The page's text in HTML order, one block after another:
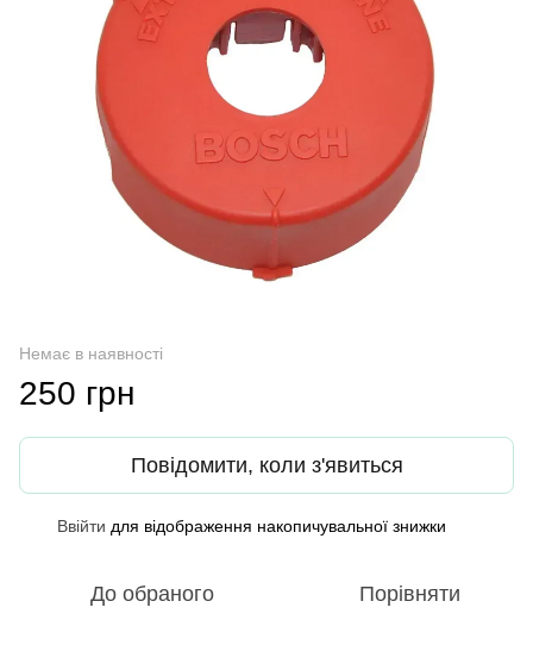
Немає в наявності
250 грн
Повідомити, коли з'явиться
Ввійти для відображення накопичувальної знижки
До обраного Порівняти